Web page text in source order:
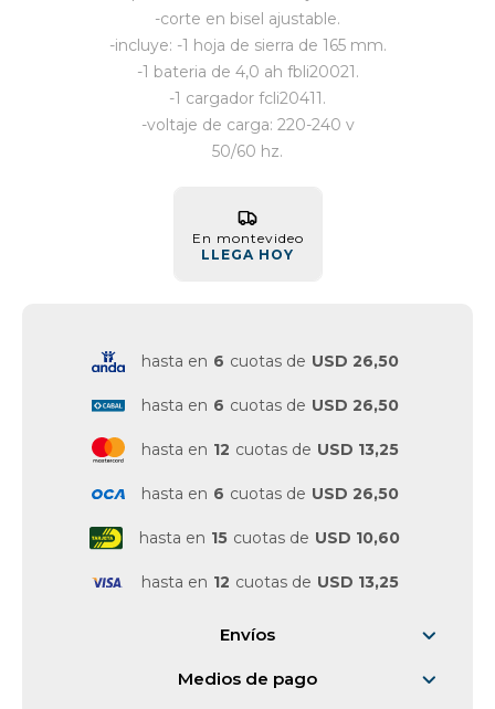
-corte en bisel ajustable.
-incluye: -1 hoja de sierra de 165 mm.
-1 bateria de 4,0 ah fbli20021.
-1 cargador fcli20411.
-voltaje de carga: 220-240 v
50/60 hz.
En montevideo
LLEGA HOY
hasta en 6 cuotas de USD 26,50
hasta en 6 cuotas de USD 26,50
hasta en 12 cuotas de USD 13,25
hasta en 6 cuotas de USD 26,50
hasta en 15 cuotas de USD 10,60
hasta en 12 cuotas de USD 13,25
Envíos
Medios de pago